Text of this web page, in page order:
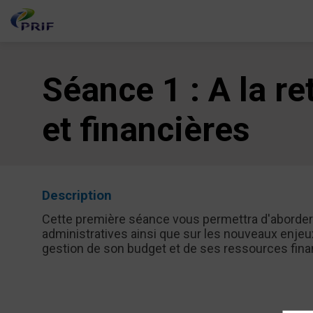
Séance 1 : A la
et financières
Description
Cette première séance vous permettra
administratives ainsi que sur les nouveaux
gestion de son budget et de ses ressources